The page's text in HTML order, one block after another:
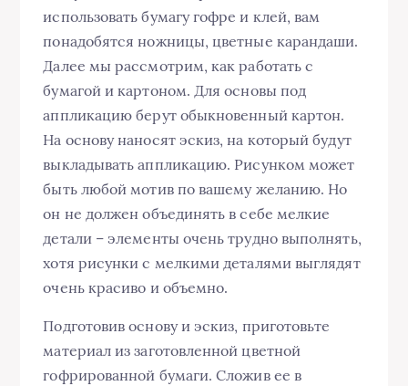
использовать бумагу гофре и клей, вам
понадобятся ножницы, цветные карандаши.
Далее мы рассмотрим, как работать с
бумагой и картоном. Для основы под
аппликацию берут обыкновенный картон.
На основу наносят эскиз, на который будут
выкладывать аппликацию. Рисунком может
быть любой мотив по вашему желанию. Но
он не должен объединять в себе мелкие
детали – элементы очень трудно выполнять,
хотя рисунки с мелкими деталями выглядят
очень красиво и объемно.
Подготовив основу и эскиз, приготовьте
материал из заготовленной цветной
гофрированной бумаги. Сложив ее в